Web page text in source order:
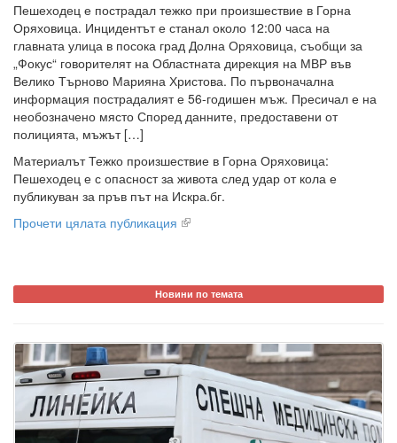
Пешеходец е пострадал тежко при произшествие в Горна
Оряховица. Инцидентът е станал около 12:00 часа на
главната улица в посока град Долна Оряховица, съобщи за
„Фокус“ говорителят на Областната дирекция на МВР във
Велико Търново Марияна Христова. По първоначална
информация пострадалият е 56-годишен мъж. Пресичал е на
необозначено място Според данните, предоставени от
полицията, мъжът […]
Материалът Тежко произшествие в Горна Оряховица:
Пешеходец е с опасност за живота след удар от кола е
публикуван за пръв път на Искра.бг.
Прочети цялата публикация
Новини по темата